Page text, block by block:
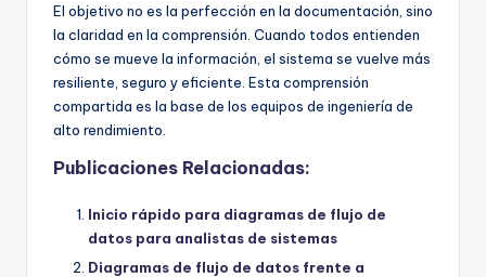
El objetivo no es la perfección en la documentación, sino
la claridad en la comprensión. Cuando todos entienden
cómo se mueve la información, el sistema se vuelve más
resiliente, seguro y eficiente. Esta comprensión
compartida es la base de los equipos de ingeniería de
alto rendimiento.
Publicaciones Relacionadas:
Inicio rápido para diagramas de flujo de
datos para analistas de sistemas
Diagramas de flujo de datos frente a